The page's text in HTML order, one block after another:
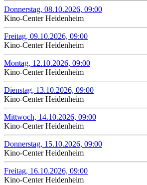
Donnerstag, 08.10.2026, 09:00
Kino-Center Heidenheim
Freitag, 09.10.2026, 09:00
Kino-Center Heidenheim
Montag, 12.10.2026, 09:00
Kino-Center Heidenheim
Dienstag, 13.10.2026, 09:00
Kino-Center Heidenheim
Mittwoch, 14.10.2026, 09:00
Kino-Center Heidenheim
Donnerstag, 15.10.2026, 09:00
Kino-Center Heidenheim
Freitag, 16.10.2026, 09:00
Kino-Center Heidenheim